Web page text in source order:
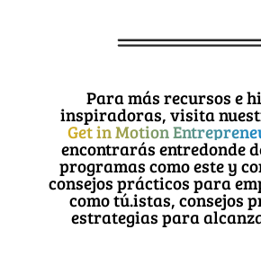
Para más recursos e
inspiradoras, visita
Get in Motion donde
entredonde destacamos
este y compartimos
para emprendedores
consejos prácticos y
alcanzar el